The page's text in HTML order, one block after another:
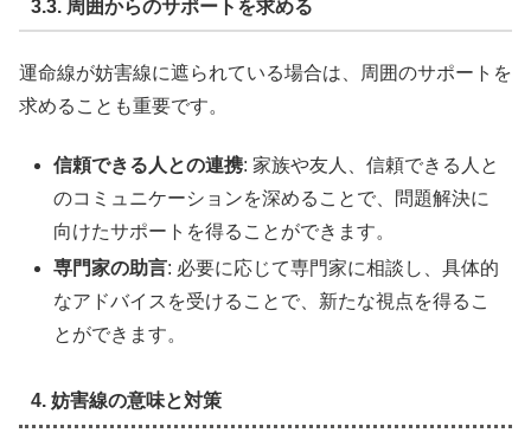
3.3. 周囲からのサポートを求める
運命線が妨害線に遮られている場合は、周囲のサポートを
求めることも重要です。
信頼できる人との連携: 家族や友人、信頼できる人と
のコミュニケーションを深めることで、問題解決に
向けたサポートを得ることができます。
専門家の助言: 必要に応じて専門家に相談し、具体的
なアドバイスを受けることで、新たな視点を得るこ
とができます。
4. 妨害線の意味と対策